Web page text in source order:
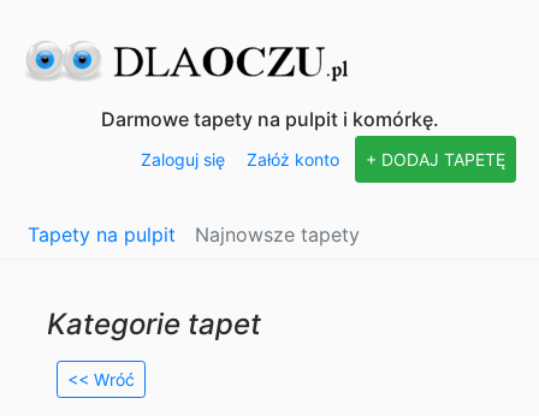
Darmowe tapety na pulpit i komórkę.
Zaloguj się Załóż konto + DODAJ TAPETĘ
Tapety na pulpit Najnowsze tapety
Kategorie tapet
<< Wróć